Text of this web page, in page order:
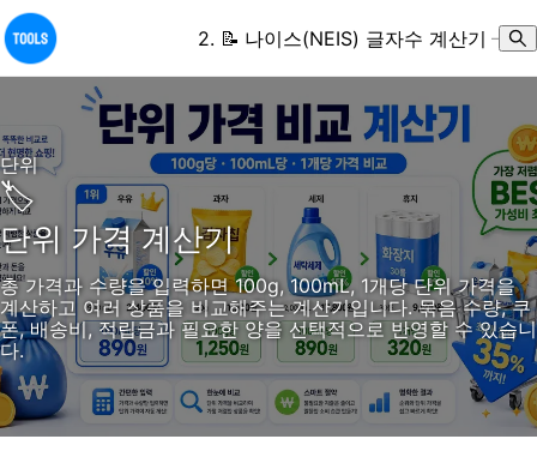
2. 📝 나이스(NEIS) 글자수 계산기 –
단위
🏷️
단위 가격 계산기
총 가격과 수량을 입력하면 100g, 100mL, 1개당 단위 가격을
계산하고 여러 상품을 비교해주는 계산기입니다. 묶음 수량, 쿠
폰, 배송비, 적립금과 필요한 양을 선택적으로 반영할 수 있습니
다.